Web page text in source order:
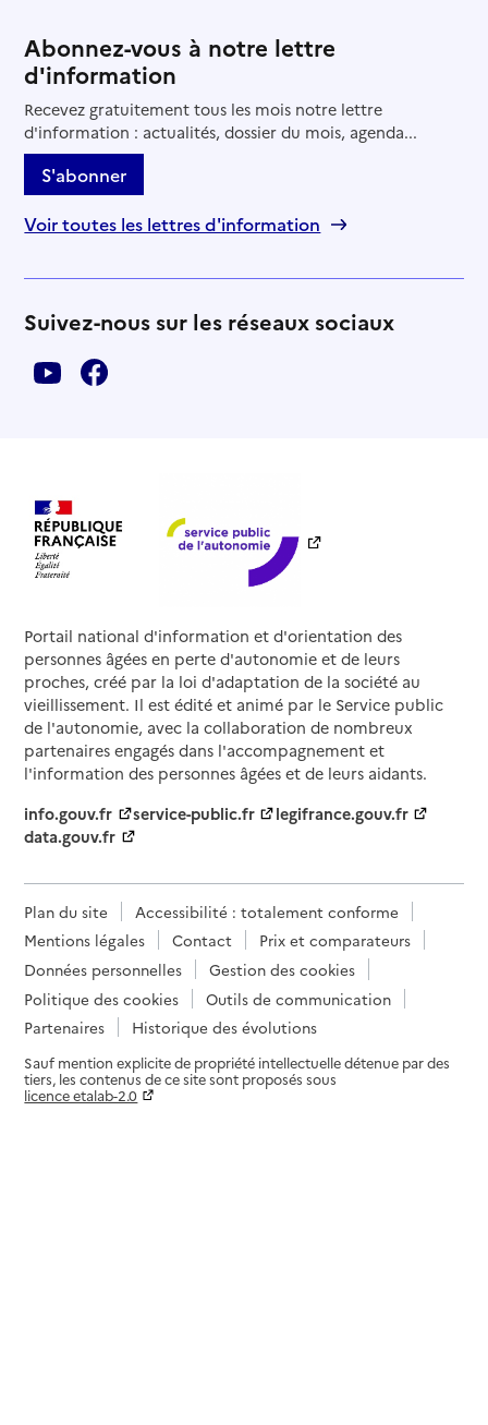
Abonnez-vous à notre lettre
d'information
Recevez gratuitement tous les mois notre lettre
d'information : actualités, dossier du mois, agenda...
S'abonner
Voir toutes les lettres d'information
Suivez-nous sur les réseaux sociaux
Portail national d'information et d'orientation des
personnes âgées en perte d'autonomie et de leurs
proches, créé par la loi d'adaptation de la société au
vieillissement. Il est édité et animé par le Service public
de l'autonomie, avec la collaboration de nombreux
partenaires engagés dans l'accompagnement et
l'information des personnes âgées et de leurs aidants.
info.gouv.fr
service-public.fr
legifrance.gouv.fr
data.gouv.fr
Plan du site
Accessibilité : totalement conforme
Mentions légales
Contact
Prix et comparateurs
Données personnelles
Gestion des cookies
Politique des cookies
Outils de communication
Partenaires
Historique des évolutions
Sauf mention explicite de propriété intellectuelle détenue par des
tiers, les contenus de ce site sont proposés sous
licence etalab-2.0